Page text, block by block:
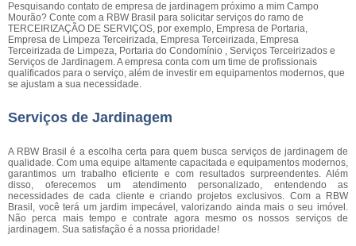
Pesquisando contato de empresa de jardinagem próximo a mim Campo
Mourão? Conte com a RBW Brasil para solicitar serviços do ramo de
TERCEIRIZAÇÃO DE SERVIÇOS, por exemplo, Empresa de Portaria,
Empresa de Limpeza Terceirizada, Empresa Terceirizada, Empresa
Terceirizada de Limpeza, Portaria do Condomínio , Serviços Terceirizados e
Serviços de Jardinagem. A empresa conta com um time de profissionais
qualificados para o serviço, além de investir em equipamentos modernos, que
se ajustam a sua necessidade.
Serviços de Jardinagem
A RBW Brasil é a escolha certa para quem busca serviços de jardinagem de
qualidade. Com uma equipe altamente capacitada e equipamentos modernos,
garantimos um trabalho eficiente e com resultados surpreendentes. Além
disso, oferecemos um atendimento personalizado, entendendo as
necessidades de cada cliente e criando projetos exclusivos. Com a RBW
Brasil, você terá um jardim impecável, valorizando ainda mais o seu imóvel.
Não perca mais tempo e contrate agora mesmo os nossos serviços de
jardinagem. Sua satisfação é a nossa prioridade!